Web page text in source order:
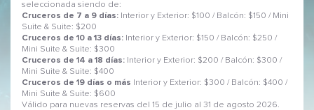
seleccionada siendo de:
Cruceros de 7 a 9 días: Interior y Exterior: $100 / Balcón: $150 / Mini
Suite & Suite: $200
Cruceros de 10 a 13 días: Interior y Exterior: $150 / Balcón: $250 /
Mini Suite & Suite: $300
Cruceros de 14 a 18 días: Interior y Exterior: $200 / Balcón: $300 /
Mini Suite & Suite: $400
Cruceros de 19 días o más
Interior y Exterior: $300 / Balcón: $400 /
Mini Suite & Suite: $600
Válido para nuevas reservas del 15 de julio al 31 de agosto 2026.